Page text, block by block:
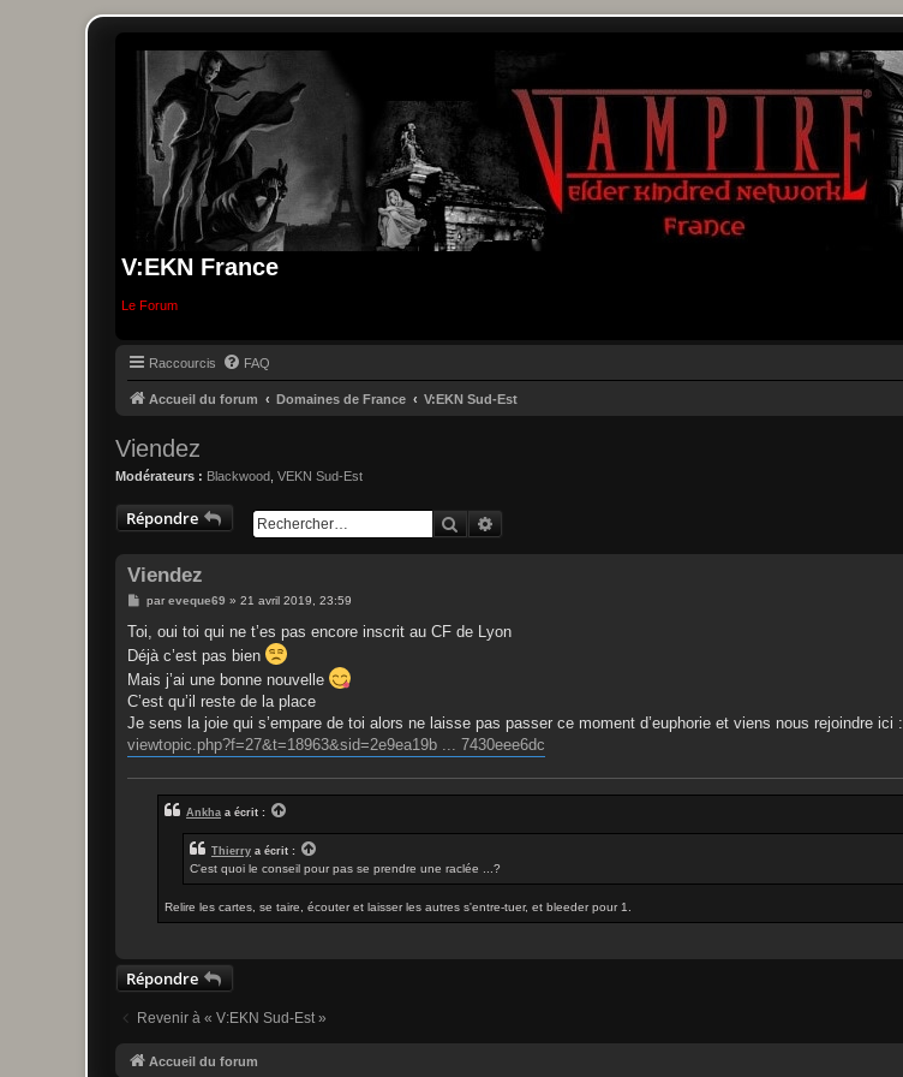
V:EKN France
Le Forum
Raccourcis FAQ
Accueil du forum Domaines de France V:EKN Sud-Est
Viendez
Modérateurs : Blackwood VEKN Sud-Est
Répondre Rechercher
Viendez
M
s
a
e
pareveque69 » 21 avril 2019, 23:59
Toi, oui toi qui ne t’es pas encore inscrit au CF de Lyon
Déjà c’est pas bien
Mais j’ai une bonne nouvelle
C’est qu’il reste de la place
Je sens la joie qui s’empare de toi alors ne laisse pas passer ce moment d’euphorie et viens nous rejoindre ici :
viewtopic.php?f=27&t=18963&sid=2e9ea19b ... 7430eee6dc
Ankha a écrit :
Thierry a écrit :
C'est quoi le conseil pour pas se prendre une raclée ...?
Relire les cartes, se taire, écouter et laisser les autres s'entre-tuer, et bleeder pour 1.
Répondre
Revenir à « V:EKN Sud-Est »
Accueil du forum